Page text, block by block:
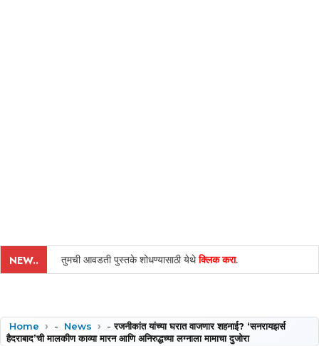
NEW.. तुमची आवडती पुस्तके शोधण्यासाठी येथेक्लिक करा.
Home - News -रजनीकांत यांच्या घरात वाजणार शहनाई? ‘सनरायझर्स
हैदराबाद’ची मालकीण काव्या मारन आणि अनिरुद्धच्या लग्नाला मामाचा दुजोरा